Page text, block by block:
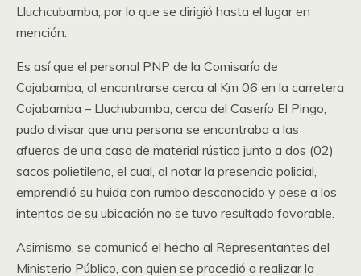
Lluchcubamba, por lo que se dirigió hasta el lugar en
mención.
Es así que el personal PNP de la Comisaría de
Cajabamba, al encontrarse cerca al Km 06 en la carretera
Cajabamba – Lluchubamba, cerca del Caserío El Pingo,
pudo divisar que una persona se encontraba a las
afueras de una casa de material rústico junto a dos (02)
sacos polietileno, el cual, al notar la presencia policial,
emprendió su huida con rumbo desconocido y pese a los
intentos de su ubicación no se tuvo resultado favorable.
Asimismo, se comunicó el hecho al Representantes del
Ministerio Público, con quien se procedió a realizar la